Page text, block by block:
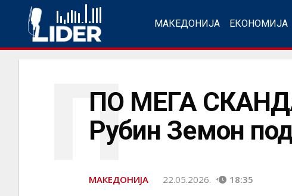
МАКЕДОНИЈА ЕКОНОМИЈА
ПО МЕГА
Рубин Земон
П
МАКЕДОНИЈА 22.05.2026. 18:35